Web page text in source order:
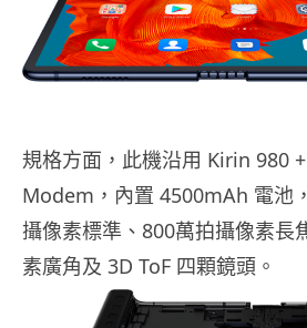
規格方面，此機沿用 Kirin 980
Modem，內置 4500mAh 電池
攝像素標準、800萬拍攝像素長
素廣角及 3D ToF 四顆鏡頭。